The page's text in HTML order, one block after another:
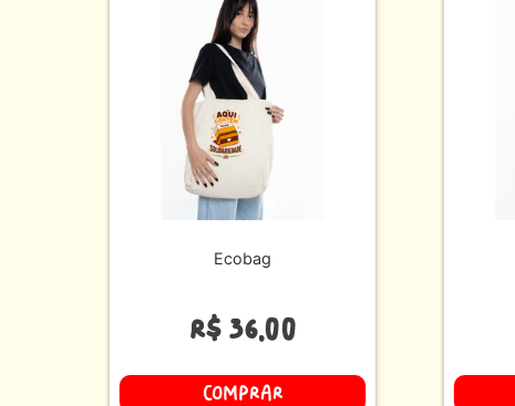
Ecobag
R$ 36,00
COMPRAR